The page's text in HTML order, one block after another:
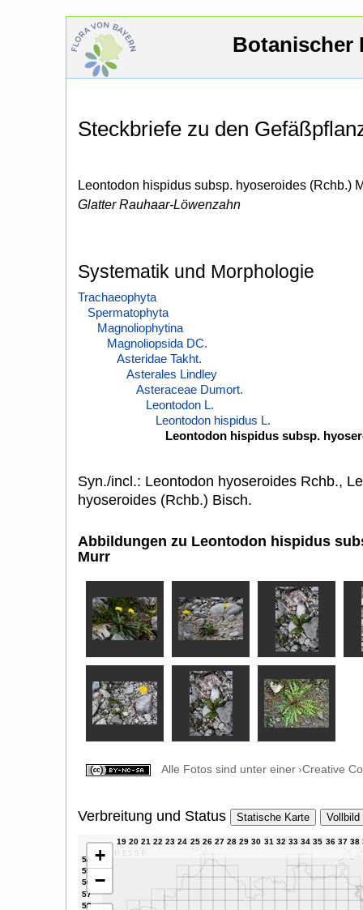
Botanischer
Steckbriefe zu den
Leontodon hispidus subsp. hyoseroides (Rchb.)
Glatter Rauhaar-Löwenzahn
Systematik und Morphologie
Trachaeophyta
Spermatophyta
Magnoliophytina
Magnoliopsida DC.
Asteridae Takht.
Asterales Lindley
Asteraceae Dumort.
Leontodon L.
Leontodon hispidus L.
Leontodon hispidus subsp.
Syn./incl.: Leontodon hyoseroides Rchb.,
hyoseroides (Rchb.) Bisch.
Abbildungen zu Leontodon hispidus
Murr
Alle Fotos sind unter einer Creative
Verbreitung und Status Statische Karte Vollbild
+
−